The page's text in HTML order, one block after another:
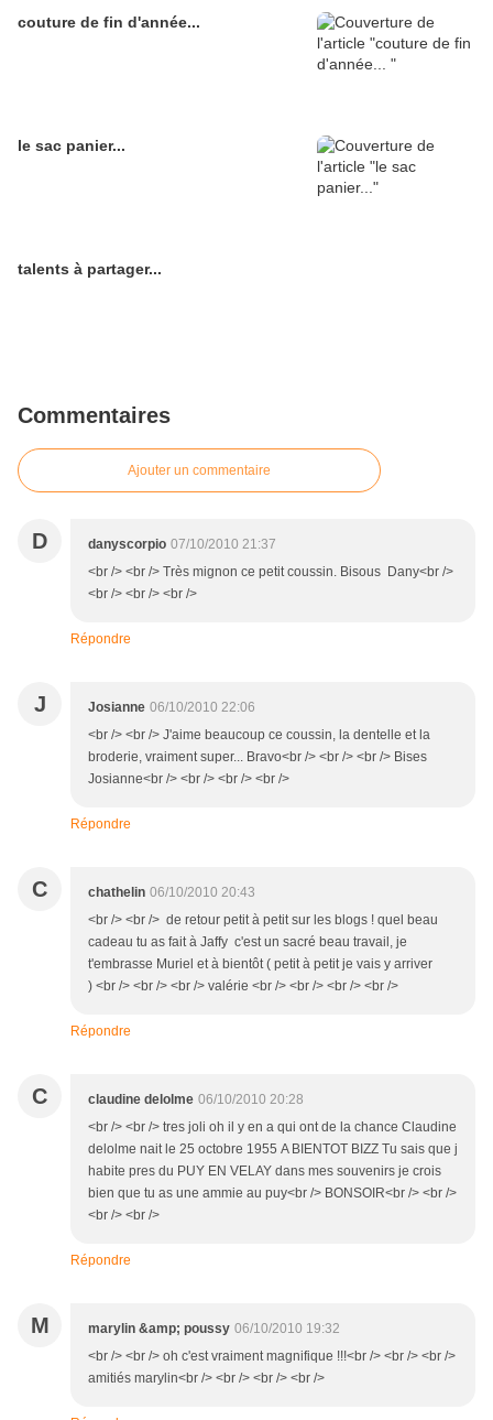
couture de fin d'année...
le sac panier...
talents à partager...
Commentaires
Ajouter un commentaire
D danyscorpio 07/10/2010 21:37
<br /> <br /> Très mignon ce petit coussin. Bisous Dany<br />
<br /> <br /> <br />
Répondre
J Josianne 06/10/2010 22:06
<br /> <br /> J'aime beaucoup ce coussin, la dentelle et la
broderie, vraiment super... Bravo<br /> <br /> <br /> Bises
Josianne<br /> <br /> <br /> <br />
Répondre
C chathelin 06/10/2010 20:43
<br /> <br /> de retour petit à petit sur les blogs ! quel beau
cadeau tu as fait à Jaffy c'est un sacré beau travail, je
t'embrasse Muriel et à bientôt ( petit à petit je vais y arriver
) <br /> <br /> <br /> valérie <br /> <br /> <br /> <br />
Répondre
C claudine delolme 06/10/2010 20:28
<br /> <br /> tres joli oh il y en a qui ont de la chance Claudine
delolme nait le 25 octobre 1955 A BIENTOT BIZZ Tu sais que j
habite pres du PUY EN VELAY dans mes souvenirs je crois
bien que tu as une ammie au puy<br /> BONSOIR<br /> <br />
<br /> <br />
Répondre
M marylin &amp; poussy 06/10/2010 19:32
<br /> <br /> oh c'est vraiment magnifique !!!<br /> <br /> <br />
amitiés marylin<br /> <br /> <br /> <br />